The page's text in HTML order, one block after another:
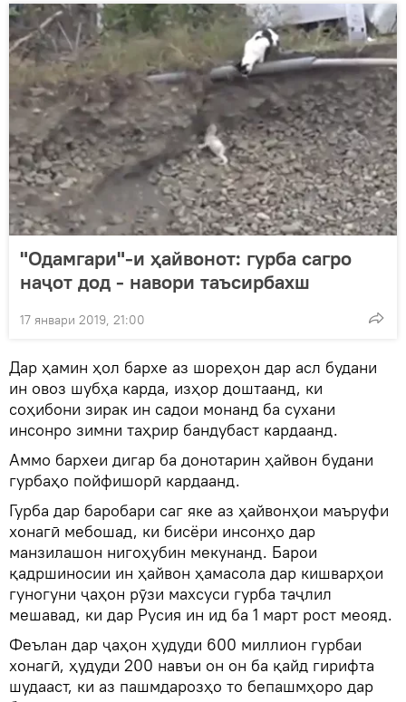
"Одамгари"-и ҳайвонот: гурба сагро
наҷот дод - навори таъсирбахш
17 январи 2019, 21:00
Дар ҳамин ҳол бархе аз шореҳон дар асл будани
ин овоз шубҳа карда, изҳор доштаанд, ки
соҳибони зирак ин садои монанд ба сухани
инсонро зимни таҳрир бандубаст кардаанд.
Аммо бархеи дигар ба донотарин ҳайвон будани
гурбаҳо пойфишорӣ кардаанд.
Гурба дар баробари саг яке аз ҳайвонҳои маъруфи
хонагӣ мебошад, ки бисёри инсонҳо дар
манзилашон нигоҳубин мекунанд. Барои
қадршиносии ин ҳайвон ҳамасола дар кишварҳои
гуногуни ҷаҳон рӯзи махсуси гурба таҷлил
мешавад, ки дар Русия ин ид ба 1 март рост меояд.
Феълан дар ҷаҳон ҳудуди 600 миллион гурбаи
хонагӣ, ҳудуди 200 навъи он он ба қайд гирифта
шудааст, ки аз пашмдарозҳо то бепашмҳоро дар